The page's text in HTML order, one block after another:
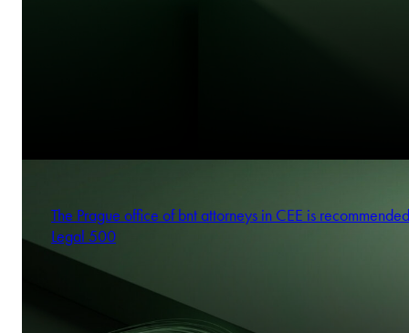
The Prague office of bnt attorneys in CEE is
Legal 500